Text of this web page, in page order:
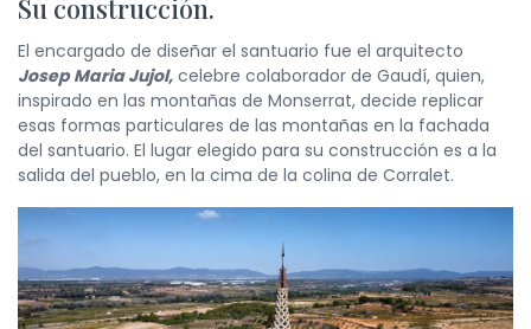
Su construcción.
El encargado de diseñar el santuario fue el arquitecto
Josep Maria Jujol, celebre colaborador de Gaudí, quien,
inspirado en las montañas de Monserrat, decide replicar
esas formas particulares de las montañas en la fachada
del santuario. El lugar elegido para su construcción es a la
salida del pueblo, en la cima de la colina de Corralet.